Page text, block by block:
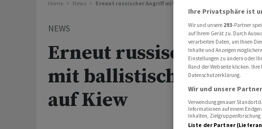
Home News Erneut russischer Angriff mit ballistischen Raketen auf Kiew
NEWS
Erneut russischer
mit ballistischen
auf Kiew
Ihre Privatsphäre ist
Wir und unsere 293-Partner
auf Ihrem Gerät zu. Durch
verarbeiten Daten, um Ihnen
Inhalte und Anzeigen
Einstellungen zu ändern oder
Rand der Webseite klicken.
Datenschutzerklärung.
Wir und unsere
Verwendung genauer
Informationen auf einem
Inhalten, Zielgruppenforschung
Liste der Partner